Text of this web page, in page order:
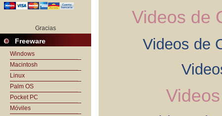
Gracias
Freeware
Windows
Macintosh
Linux
Palm OS
Pocket PC
Móviles
Videos de
Videos de